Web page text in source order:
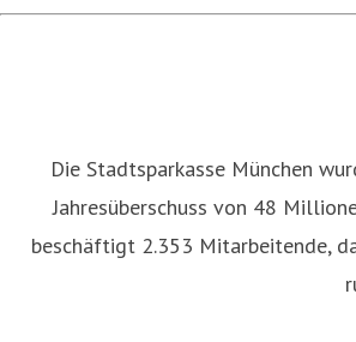
Die Stadtsparkasse München
Jahresüberschuss von 48
beschäftigt 2.353 Mitarbeitende,